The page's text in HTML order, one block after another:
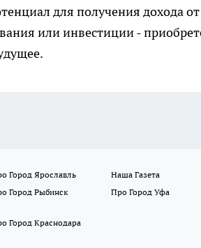
для получения дохода
или инвестиции -
Город Ярославль Наша Газета
Город Рыбинск Про Город Уфа
Город Краснодара